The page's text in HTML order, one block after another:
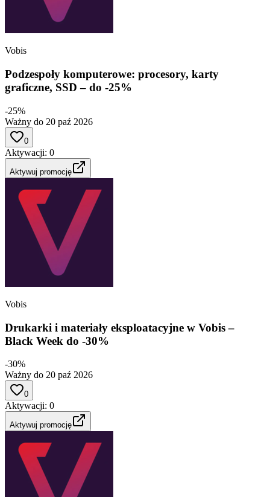
Vobis
Podzespoły komputerowe: procesory, karty
graficzne, SSD – do -25%
-25%
Ważny do 20 paź 2026
0
Aktywacji: 0
Aktywuj promocję
Vobis
Drukarki i materiały eksploatacyjne w Vobis –
Black Week do -30%
-30%
Ważny do 20 paź 2026
0
Aktywacji: 0
Aktywuj promocję